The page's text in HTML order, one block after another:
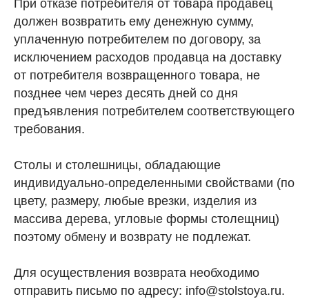
При отказе потребителя от товара продавец
должен возвратить ему денежную сумму,
уплаченную потребителем по договору, за
исключением расходов продавца на доставку
от потребителя возвращенного товара, не
позднее чем через десять дней со дня
предъявления потребителем соответствующего
требования.
Столы и столешницы, обладающие
индивидуально-определенными свойствами (по
цвету, размеру, любые врезки, изделия из
массива дерева, угловые формы столещниц)
поэтому обмену и возврату не подлежат.
Для осуществления возврата необходимо
отправить письмо по адресу: info@stolstoya.ru.